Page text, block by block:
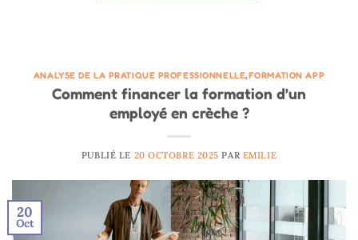
ANALYSE DE LA PRATIQUE PROFESSIONNELLE,FORMATION APP
Comment financer la formation d’un
employé en crèche ?
PUBLIÉ LE 20 OCTOBRE 2025 PAR EMILIE
20
Oct